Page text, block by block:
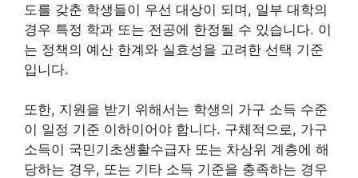
도를 갖춘 학생들이 우선 대상이 되며, 일부 대학의
경우 특정 학과 또는 전공에 한정될 수 있습니다. 이
는 정책의 예산 한계와 실효성을 고려한 선택 기준
입니다.
또한, 지원을 받기 위해서는 학생의 가구 소득 수준
이 일정 기준 이하이어야 합니다. 구체적으로, 가구
소득이 국민기초생활수급자 또는 차상위 계층에 해
당하는 경우, 또는 기타 소득 기준을 충족하는 경우